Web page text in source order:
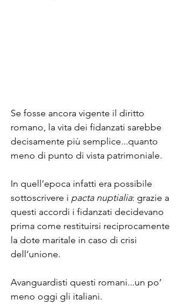
Se fosse ancora vigente il diritto
romano, la vita dei fidanzati sarebbe
decisamente più semplice...quanto
meno di punto di vista patrimoniale.
In quell’epoca infatti era possibile
sottoscrivere i pacta nuptialia: grazie a
questi accordi i fidanzati decidevano
prima come restituirsi reciprocamente
la dote maritale in caso di crisi
dell’unione.
Avanguardisti questi romani...un po’
meno oggi gli italiani.